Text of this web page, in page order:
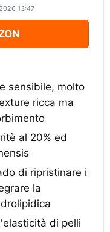
13:47
sensibile, molto
ricca ma
al 20% ed
di ripristinare i
la
di pelli